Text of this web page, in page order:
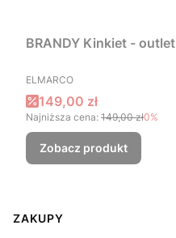
BRANDY Kinkiet - outlet
PRODUCENT
ELMARCO
Cena promocyjna
149,00 zł
Najniższa cena: 149,00 zł0%
Zobacz produkt
Linki w stopce
ZAKUPY